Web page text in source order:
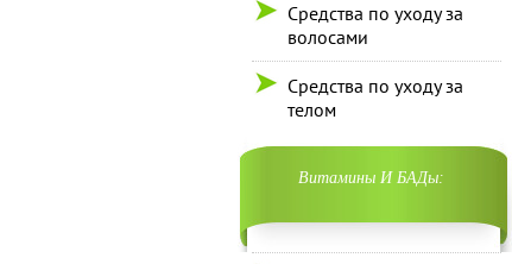
Средства по уходу за
волосами
Средства по уходу за
телом
Витамины И БАДы: